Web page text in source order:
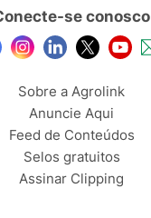
se conosco
Sobre a Agrolink
Anuncie Aqui
Feed de Conteúdos
Selos gratuitos
Assinar Clipping